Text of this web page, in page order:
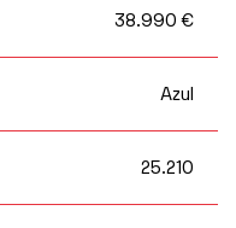
38.990 €
Azul
25.210